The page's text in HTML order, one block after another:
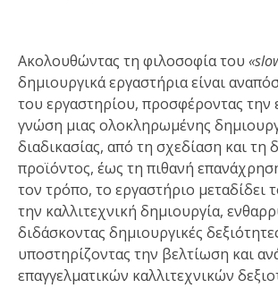
Ακολουθώντας τη φιλοσοφία του
δημιουργικά εργαστήρια είναι
του εργαστηρίου, προσφέροντας την
γνώση μιας ολοκληρωμένης
διαδικασίας, από τη σχεδίαση και τη
προϊόντος, έως τη πιθανή
τον τρόπο, το εργαστήριο μεταδίδει
την καλλιτεχνική δημιουργία,
διδάσκοντας δημιουργικές
υποστηρίζοντας την βελτίωση και
επαγγελματικών καλλιτεχνικών